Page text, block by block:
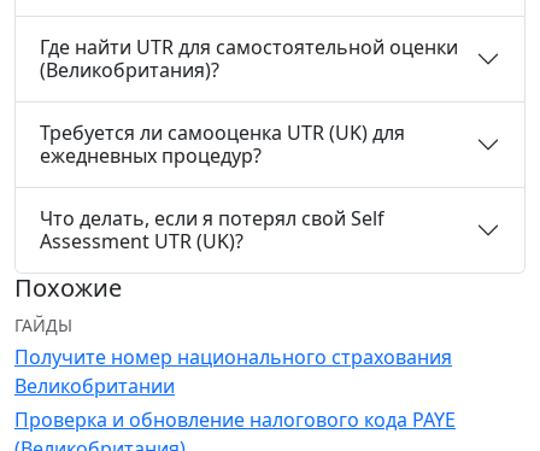
Где найти UTR для самостоятельной оценки
(Великобритания)?
Требуется ли самооценка UTR (UK) для
ежедневных процедур?
Что делать, если я потерял свой Self
Assessment UTR (UK)?
Похожие
ГАЙДЫ
Получите номер национального страхования
Великобритании
Проверка и обновление налогового кода PAYE